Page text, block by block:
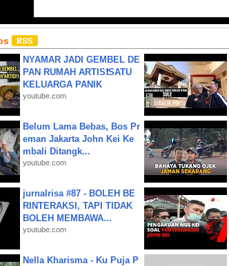
NYAMAR JADI GEMBEL DE
PAN RUMAH ARTIS❗SATU
KELUARGA PANIK
youtube.com
Belum Lama Bebas, Bos Pr
eman Jakarta John Kei Ke
mbali Ditangk...
youtube.com
jurnalrisa #87 - BOLEH BE
RINTERAKSI, TAPI TIDAK
BOLEH MEMBAWA...
youtube.com
Nella Kharisma - Ku Puja P